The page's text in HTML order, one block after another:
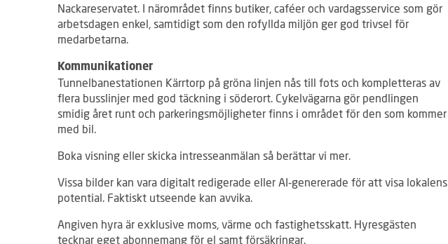
Nackareservatet. I närområdet finns butiker, caféer och vardagsservice som gör
arbetsdagen enkel, samtidigt som den rofyllda miljön ger god trivsel för
medarbetarna.
Kommunikationer
Tunnelbanestationen Kärrtorp på gröna linjen nås till fots och kompletteras av
flera busslinjer med god täckning i söderort. Cykelvägarna gör pendlingen
smidig året runt och parkeringsmöjligheter finns i området för den som kommer
med bil.
Boka visning eller skicka intresseanmälan så berättar vi mer.
Vissa bilder kan vara digitalt redigerade eller AI‑genererade för att visa lokalens
potential. Faktiskt utseende kan avvika.
Angiven hyra är exklusive moms, värme och fastighetsskatt. Hyresgästen
tecknar eget abonnemang för el samt försäkringar.